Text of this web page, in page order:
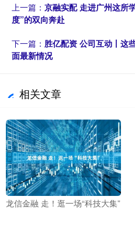
上一篇： 京融实配 走进广州这所
度”的双向奔赴
下一篇： 胜亿配资 公司互动丨这
面最新情况
相关文章
龙信金融 走！逛一场“科技大集”